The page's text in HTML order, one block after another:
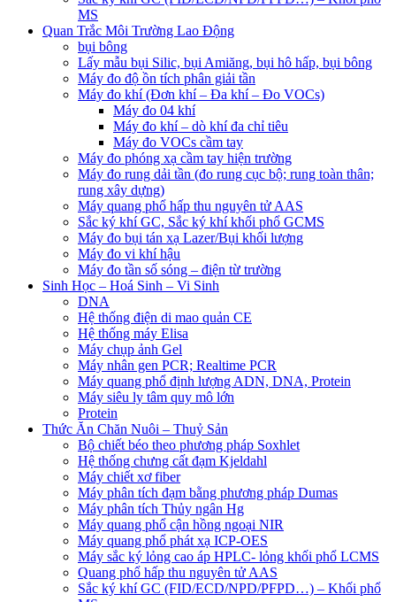
MS
Quan Trắc Môi Trường Lao Động
bụi bông
Lấy mẫu bụi Silic, bụi Amiăng, bụi hô hấp, bụi bông
Máy đo độ ồn tích phân giải tần
Máy đo khí (Đơn khí – Đa khí – Đo VOCs)
Máy đo 04 khí
Máy đo khí – dò khí đa chỉ tiêu
Máy đo VOCs cầm tay
Máy đo phóng xạ cầm tay hiện trường
Máy đo rung dải tần (đo rung cục bộ; rung toàn thân;
rung xây dựng)
Máy quang phổ hấp thu nguyên tử AAS
Sắc ký khí GC, Sắc ký khí khối phổ GCMS
Máy đo bụi tán xạ Lazer/Bụi khối lượng
Máy đo vi khí hậu
Máy đo tần số sóng – điện từ trường
Sinh Học – Hoá Sinh – Vi Sinh
DNA
Hệ thống điện di mao quản CE
Hệ thống máy Elisa
Máy chụp ảnh Gel
Máy nhân gen PCR; Realtime PCR
Máy quang phổ định lượng ADN, DNA, Protein
Máy siêu ly tâm quy mô lớn
Protein
Thức Ăn Chăn Nuôi – Thuỷ Sản
Bộ chiết béo theo phương pháp Soxhlet
Hệ thống chưng cất đạm Kjeldahl
Máy chiết xơ fiber
Máy phân tích đạm bằng phương pháp Dumas
Máy phân tích Thủy ngân Hg
Máy quang phổ cận hồng ngoại NIR
Máy quang phổ phát xạ ICP-OES
Máy sắc ký lỏng cao áp HPLC- lỏng khối phổ LCMS
Quang phổ hấp thu nguyên tử AAS
Sắc ký khí GC (FID/ECD/NPD/PFPD…) – Khối phổ